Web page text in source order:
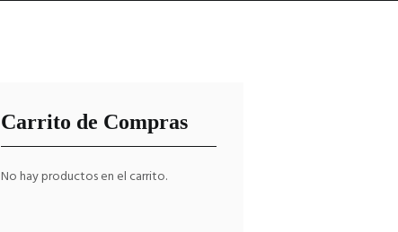
Carrito de Compras
No hay productos en el carrito.